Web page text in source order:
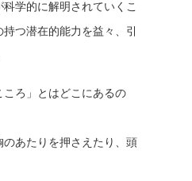
科学的に解明されていくこ
つ潜在的能力を益々、引
ろ」とはどこにあるの
あたりを押さえたり、頭